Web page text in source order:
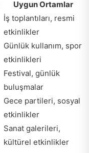
Uygun Ortamlar
İş toplantıları, resmi
etkinlikler
Günlük kullanım, spor
etkinlikleri
Festival, günlük
buluşmalar
Gece partileri, sosyal
etkinlikler
Sanat galerileri,
kültürel etkinlikler